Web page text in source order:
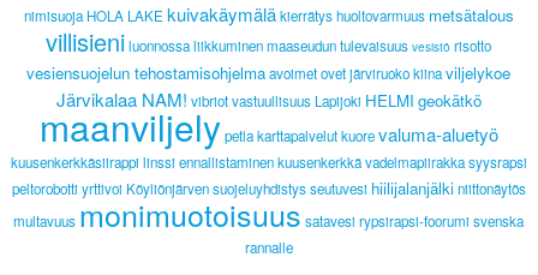
nimisuoja HOLA LAKEkuivakäymäläkierrätyshuoltovarmuus metsätalous
villisieni luonnossa liikkuminen maaseudun tulevaisuus vesistö risotto
vesiensuojelun tehostamisohjelmaavoimet ovet järviruoko kiinaviljelykoe
Järvikalaa NAM! vibriotvastuullisuus Lapijoki HELMI geokätkö
maanviljelypetlakarttapalvelutkuorevaluma-aluetyö
kuusenkerkkäsiirappi linssi ennallistaminenkuusenkerkkävadelmapiirakkasyysrapsi
peltorobotti yrttivoi Köyliönjärven suojeluyhdistysseutuvesi hiilijalanjälkiniittonäytös
multavuus monimuotoisuus satavesi rypsirapsi-foorumi svenska
rannalle